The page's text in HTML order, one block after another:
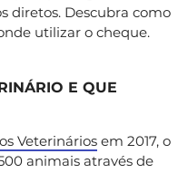
diretos. Descubra como
utilizar o cheque.
E QUE
Veterinários em 2017, o
animais através de